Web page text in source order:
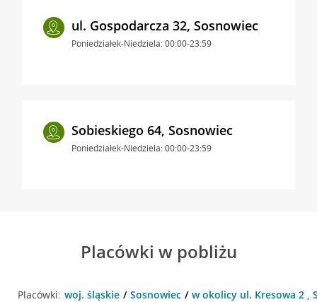
ul. Gospodarcza 32, Sosnowiec
Poniedziałek-Niedziela: 00:00-23:59
Sobieskiego 64, Sosnowiec
Poniedziałek-Niedziela: 00:00-23:59
Placówki w pobliżu
Placówki: woj. śląskie Sosnowiec w okolicy ul. Kresowa 2 ,